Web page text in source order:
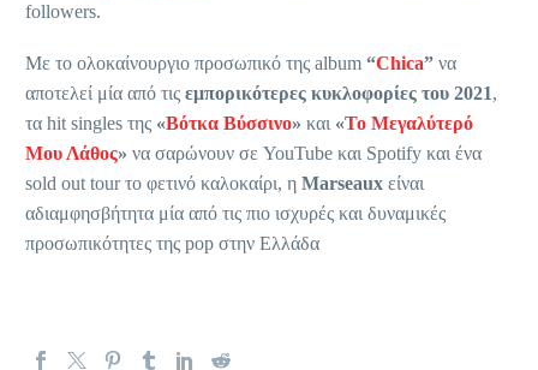
followers.
Με το ολοκαίνουργιο προσωπικό της album “Chica” να
αποτελεί μία από τις εμπορικότερες κυκλοφορίες του 2021,
τα hit singles της «Βότκα Βύσσινο» και «Το Μεγαλύτερό
Μου Λάθος» να σαρώνουν σε YouTube και Spotify και ένα
sold out tour το φετινό καλοκαίρι, η Marseaux είναι
αδιαμφησβήτητα μία από τις πιο ισχυρές και δυναμικές
προσωπικότητες της pop στην Ελλάδα